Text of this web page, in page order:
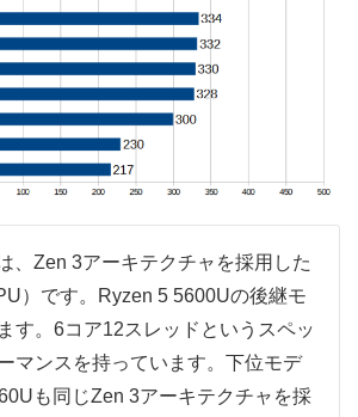
、Zen 3アーキテクチャを採用した
）です。Ryzen 5 5600Uの後継モ
す。6コア12スレッドというスペッ
マンスを持っています。下位モデ
も同じZen 3アーキテクチャを採